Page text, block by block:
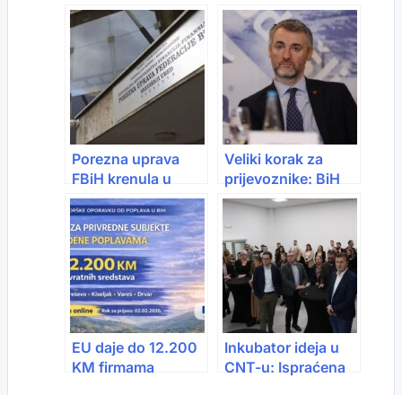
(e-potpis) i zašto
postaje obavezan?
program koji
biznise sprema za
investitorsko DA!
Porezna uprava
FBiH krenula u
masovne kontrole:
Zapečaćeni objekti
širom Federacije
Veliki korak za
prijevoznike: BiH
ide na elektronski
tovarni list (e-CMR)
EU daje do 12.200
KM firmama
Inkubator ideja u
CNT-u: Ispraćena